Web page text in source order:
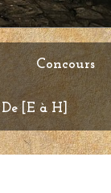
Concours
De [E à H]